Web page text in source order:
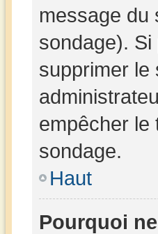
message du
sondage). Si
supprimer le
empêcher le
sondage.
Haut
Pourquoi